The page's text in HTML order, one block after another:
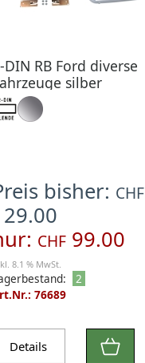
DIN RB Ford diverse
silber
bisher: CHF
CHF 99.00
8.1 % MwSt.
2
76689
Details